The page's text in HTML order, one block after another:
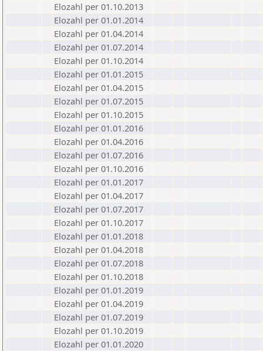
Elozahl per 01.10.2013
Elozahl per 01.01.2014
Elozahl per 01.04.2014
Elozahl per 01.07.2014
Elozahl per 01.10.2014
Elozahl per 01.01.2015
Elozahl per 01.04.2015
Elozahl per 01.07.2015
Elozahl per 01.10.2015
Elozahl per 01.01.2016
Elozahl per 01.04.2016
Elozahl per 01.07.2016
Elozahl per 01.10.2016
Elozahl per 01.01.2017
Elozahl per 01.04.2017
Elozahl per 01.07.2017
Elozahl per 01.10.2017
Elozahl per 01.01.2018
Elozahl per 01.04.2018
Elozahl per 01.07.2018
Elozahl per 01.10.2018
Elozahl per 01.01.2019
Elozahl per 01.04.2019
Elozahl per 01.07.2019
Elozahl per 01.10.2019
Elozahl per 01.01.2020